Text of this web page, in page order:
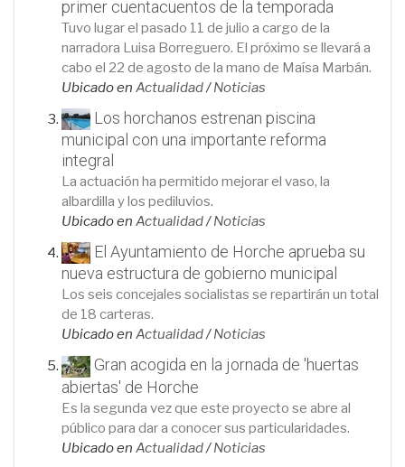
primer cuentacuentos de la temporada
Tuvo lugar el pasado 11 de julio a cargo de la
narradora Luisa Borreguero. El próximo se llevará a
cabo el 22 de agosto de la mano de Maísa Marbán.
Ubicado en Actualidad/Noticias
Los horchanos estrenan piscina
municipal con una importante reforma
integral
La actuación ha permitido mejorar el vaso, la
albardilla y los pediluvios.
Ubicado en Actualidad/Noticias
El Ayuntamiento de Horche aprueba su
nueva estructura de gobierno municipal
Los seis concejales socialistas se repartirán un total
de 18 carteras.
Ubicado en Actualidad/Noticias
Gran acogida en la jornada de 'huertas
abiertas' de Horche
Es la segunda vez que este proyecto se abre al
público para dar a conocer sus particularidades.
Ubicado en Actualidad/Noticias